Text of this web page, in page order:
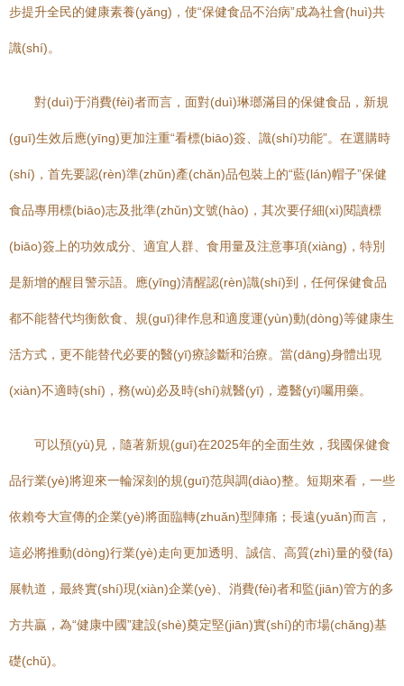
步提升全民的健康素養(yǎng)，使“保健食品不治病”成為社會(huì)共
識(shí)。
對(duì)于消費(fèi)者而言，面對(duì)琳瑯滿目的保健食品，新規
(guī)生效后應(yīng)更加注重“看標(biāo)簽、識(shí)功能”。在選購時
(shí)，首先要認(rèn)準(zhǔn)產(chǎn)品包裝上的“藍(lán)帽子”保健
食品專用標(biāo)志及批準(zhǔn)文號(hào)，其次要仔細(xì)閱讀標
(biāo)簽上的功效成分、適宜人群、食用量及注意事項(xiàng)，特別
是新增的醒目警示語。應(yīng)清醒認(rèn)識(shí)到，任何保健食品
都不能替代均衡飲食、規(guī)律作息和適度運(yùn)動(dòng)等健康生
活方式，更不能替代必要的醫(yī)療診斷和治療。當(dāng)身體出現
(xiàn)不適時(shí)，務(wù)必及時(shí)就醫(yī)，遵醫(yī)囑用藥。
可以預(yù)見，隨著新規(guī)在2025年的全面生效，我國保健食
品行業(yè)將迎來一輪深刻的規(guī)范與調(diào)整。短期來看，一些
依賴夸大宣傳的企業(yè)將面臨轉(zhuǎn)型陣痛；長遠(yuǎn)而言，
這必將推動(dòng)行業(yè)走向更加透明、誠信、高質(zhì)量的發(fā)
展軌道，最終實(shí)現(xiàn)企業(yè)、消費(fèi)者和監(jiān)管方的多
方共贏，為“健康中國”建設(shè)奠定堅(jiān)實(shí)的市場(chǎng)基
礎(chǔ)。